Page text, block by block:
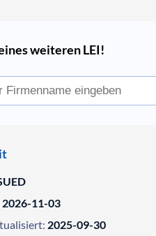
weiteren LEI!
2026-11-03
2025-09-30